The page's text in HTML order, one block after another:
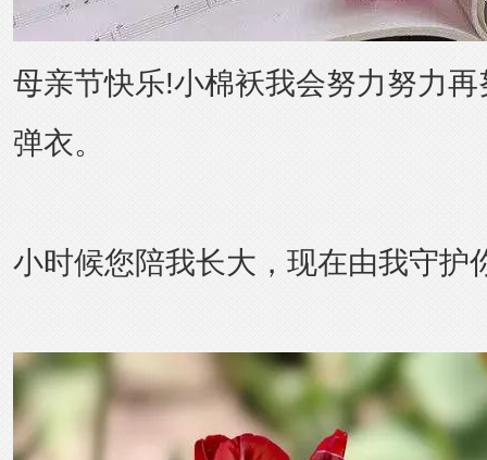
母亲节快乐!小棉袄我会努力努力
弹衣。
小时候您陪我长大，现在由我守护